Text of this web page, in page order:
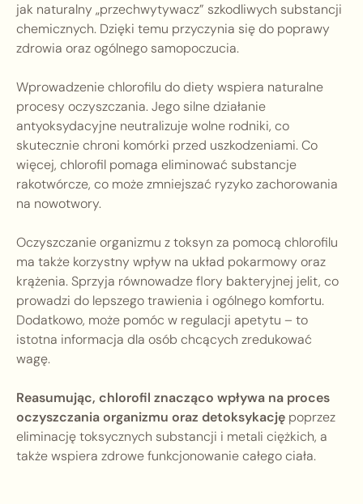
jak naturalny „przechwytywacz” szkodliwych substancji
chemicznych. Dzięki temu przyczynia się do poprawy
zdrowia oraz ogólnego samopoczucia.
Wprowadzenie chlorofilu do diety wspiera naturalne
procesy oczyszczania. Jego silne działanie
antyoksydacyjne neutralizuje wolne rodniki, co
skutecznie chroni komórki przed uszkodzeniami. Co
więcej, chlorofil pomaga eliminować substancje
rakotwórcze, co może zmniejszać ryzyko zachorowania
na nowotwory.
Oczyszczanie organizmu z toksyn za pomocą chlorofilu
ma także korzystny wpływ na układ pokarmowy oraz
krążenia. Sprzyja równowadze flory bakteryjnej jelit, co
prowadzi do lepszego trawienia i ogólnego komfortu.
Dodatkowo, może pomóc w regulacji apetytu – to
istotna informacja dla osób chcących zredukować
wagę.
Reasumując, chlorofil znacząco wpływa na proces
oczyszczania organizmu oraz detoksykację poprzez
eliminację toksycznych substancji i metali ciężkich, a
także wspiera zdrowe funkcjonowanie całego ciała.